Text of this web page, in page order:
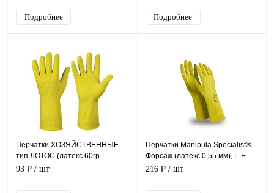
Подробнее Подробнее
Перчатки ХОЗЯЙСТВЕННЫЕ
тип ЛОТОС (латекс 60гр
хлопковое напыление)
93 ₽ / шт
Перчатки Manipula Specialist®
Форсаж (латекс 0,55 мм), L-F-
14/CG-946
216 ₽ / шт